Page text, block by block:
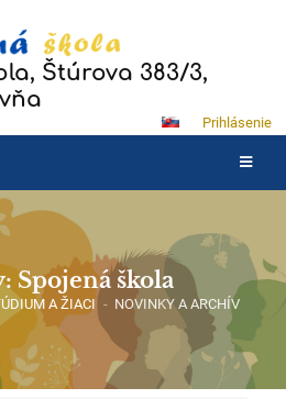
Štúrova 383/3,
Prihlásenie
Spojená škola
A ŽIACI - NOVINKY A ARCHÍV